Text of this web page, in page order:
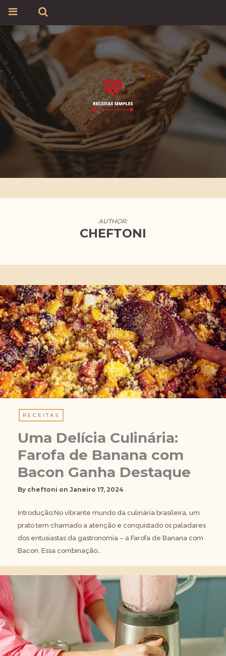
AUTHOR:
CHEFTONI
RECEITAS
Uma Delícia Culinária:
Farofa de Banana com
Bacon Ganha Destaque
By cheftoni on Janeiro 17, 2024
Introdução:No vibrante mundo da culinária brasileira, um
prato tem chamado a atenção e conquistado os paladares
dos entusiastas da gastronomia – a Farofa de Banana com
Bacon. Essa combinação…